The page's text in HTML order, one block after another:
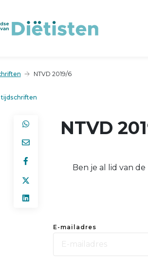
NTVD 2019/6
NTVD
Ben je al lid van
E-mailadres